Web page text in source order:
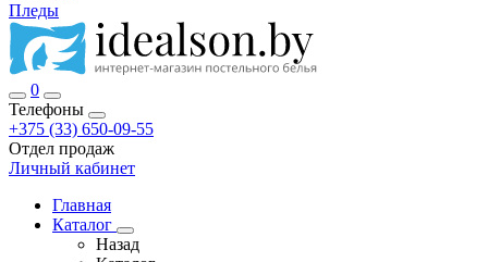
Пледы
0
Телефоны
+375 (33) 650-09-55
Отдел продаж
Личный кабинет
Главная
Каталог
Назад